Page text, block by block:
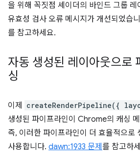
을 위해 꼭짓점 셰이더의 바인드 그룹
유효성 검사 오류 메시지가 개선되었습
를 참고하세요.
자동 생성된 레이아웃으로
싱
이제 createRenderPipeline({
생성된 파이프라인이 Chrome의 캐싱
즉, 이러한 파이프라인이 더 효율적으로
사용합니다. dawn:1933 문제 를 참고하